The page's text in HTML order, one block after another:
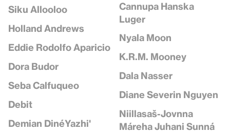
Siku Allooloo
Holland Andrews
Eddie Rodolfo Aparicio
Dora Budor
Seba Calfuqueo
Debit
Demian DinéYazhi'
Cannupa Hanska
Luger
Nyala Moon
K.R.M. Mooney
Dala Nasser
Diane Severin Nguyen
Niillasaš-Jovnna
Máreha Juhani Sunná